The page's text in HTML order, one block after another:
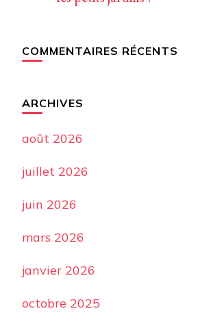
COMMENTAIRES RÉCENTS
ARCHIVES
août 2026
juillet 2026
juin 2026
mars 2026
janvier 2026
octobre 2025